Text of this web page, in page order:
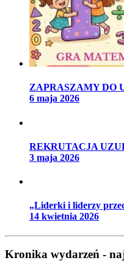
ZAPRASZAMY DO
6 maja 2026
REKRUTACJA
3 maja 2026
„Liderki i liderzy
14 kwietnia 2026
Kronika wydarzeń -